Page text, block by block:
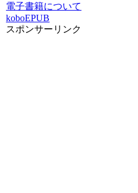
電子書籍について
koboEPUB
スポンサーリンク